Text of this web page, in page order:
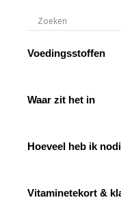
Voedingsstoffen
Waar zit het in
Hoeveel heb ik
Vitaminetekort &